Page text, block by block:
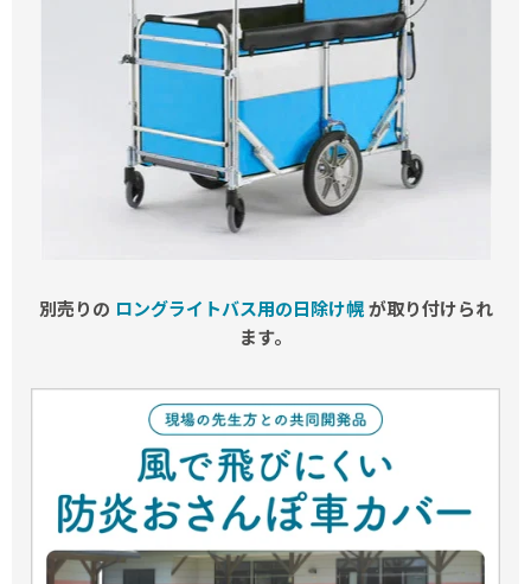
別売りの ロングライトバス用の日除け幌が取り付けられ
ます。